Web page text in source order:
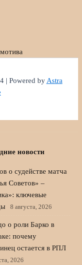
| Powered byAstra
новости
о судействе матча
Советов» –
ключевые
8 августа, 2026
о роли Барко в
почему
остается в РПЛ
2026